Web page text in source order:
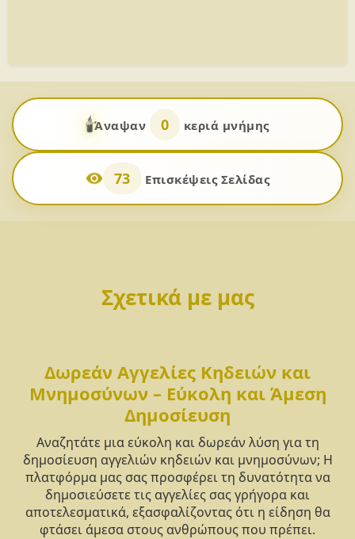
🕯️Άναψαν 0 κεριά μνήμης
73 Επισκέψεις Σελίδας
Σχετικά με μας
Δωρεάν Αγγελίες Κηδειών και
Μνημοσύνων – Εύκολη και Άμεση
Δημοσίευση
Αναζητάτε μια εύκολη και δωρεάν λύση για τη
δημοσίευση αγγελιών κηδειών και μνημοσύνων; Η
πλατφόρμα μας σας προσφέρει τη δυνατότητα να
δημοσιεύσετε τις αγγελίες σας γρήγορα και
αποτελεσματικά, εξασφαλίζοντας ότι η είδηση θα
φτάσει άμεσα στους ανθρώπους που πρέπει.